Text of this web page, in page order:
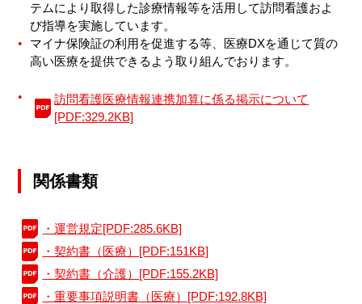
テムにより取得した診療情報等を活用して訪問看護およ
び指導を実施しています。
マイナ保険証の利用を促進する等、医療DXを通じて質の
高い医療を提供できるよう取り組んでおります。
訪問看護医療情報連携加算に係る掲示について
[PDF:329.2KB]
関係書類
・運営規定[PDF:285.6KB]
・契約書（医療）[PDF:151KB]
・契約書（介護）[PDF:155.2KB]
・重要事項説明書（医療）[PDF:192.8KB]